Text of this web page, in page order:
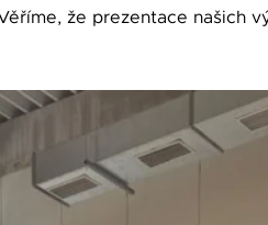
že prezentace našich